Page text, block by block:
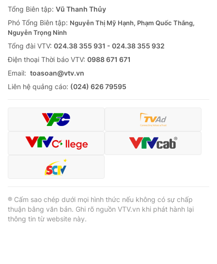
Tổng Biên tập: Vũ Thanh Thủy
Phó Tổng Biên tập: Nguyễn Thị Mỹ Hạnh, Phạm Quốc Thắng,
Nguyễn Trọng Ninh
Tổng đài VTV: 024.38 355 931 - 024.38 355 932
Ðiện thoại Thời báo VTV: 0988 671 671
Email: toasoan@vtv.vn
Liên hệ quảng cáo: (024) 626 79595
® Cấm sao chép dưới mọi hình thức nếu không có sự chấp
thuận bằng văn bản. Ghi rõ nguồn VTV.vn khi phát hành lại
thông tin từ website này.